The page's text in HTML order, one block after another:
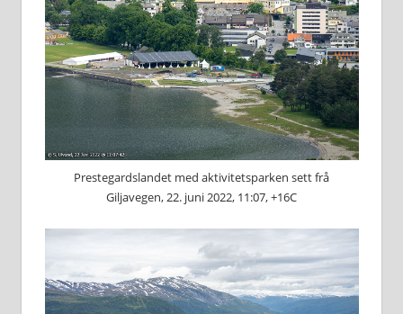
Prestegardslandet med aktivitetsparken sett frå
Giljavegen, 22. juni 2022, 11:07, +16C